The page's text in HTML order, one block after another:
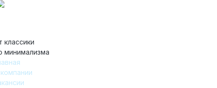
классики
минимализма